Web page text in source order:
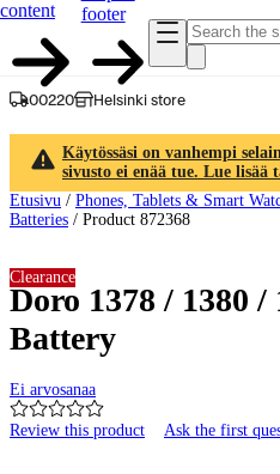
content
footer
00220 Helsinki store
Käytössäsi on vanhempi
sivusto ei enää tue. Lue lisää
Etusivu / Phones, Tablets & Smart
Batteries / Product 872368
Doro 1378 / 1380 /
Battery
Ei arvosanaa
Review this product Ask the first
Clearance